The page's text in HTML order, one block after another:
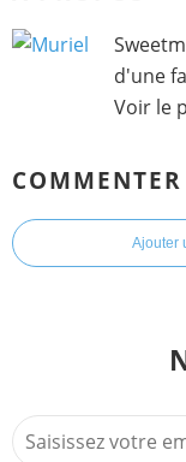
d'une
Voir le
Ajouter